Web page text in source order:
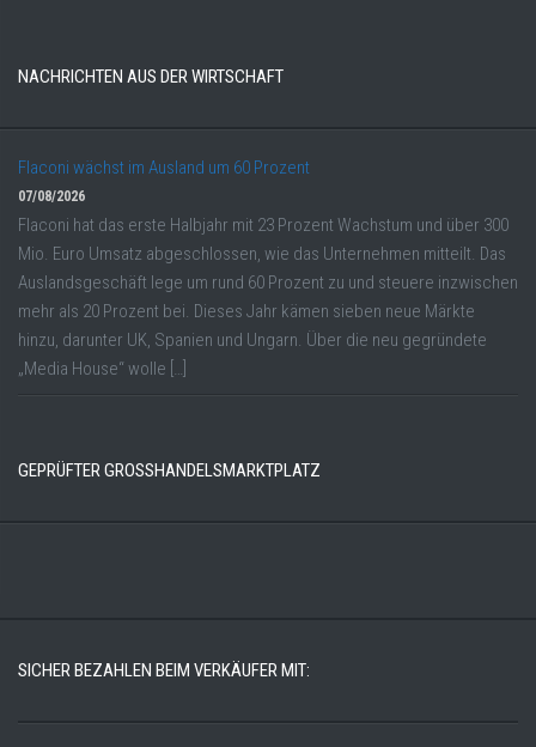
NACHRICHTEN AUS DER WIRTSCHAFT
Flaconi wächst im Ausland um 60 Prozent
07/08/2026
Flaconi hat das erste Halbjahr mit 23 Prozent Wachstum und über 300
Mio. Euro Umsatz abgeschlossen, wie das Unternehmen mitteilt. Das
Auslandsgeschäft lege um rund 60 Prozent zu und steuere inzwischen
mehr als 20 Prozent bei. Dieses Jahr kämen sieben neue Märkte
hinzu, darunter UK, Spanien und Ungarn. Über die neu gegründete
„Media House“ wolle […]
GEPRÜFTER GROSSHANDELSMARKTPLATZ
SICHER BEZAHLEN BEIM VERKÄUFER MIT: